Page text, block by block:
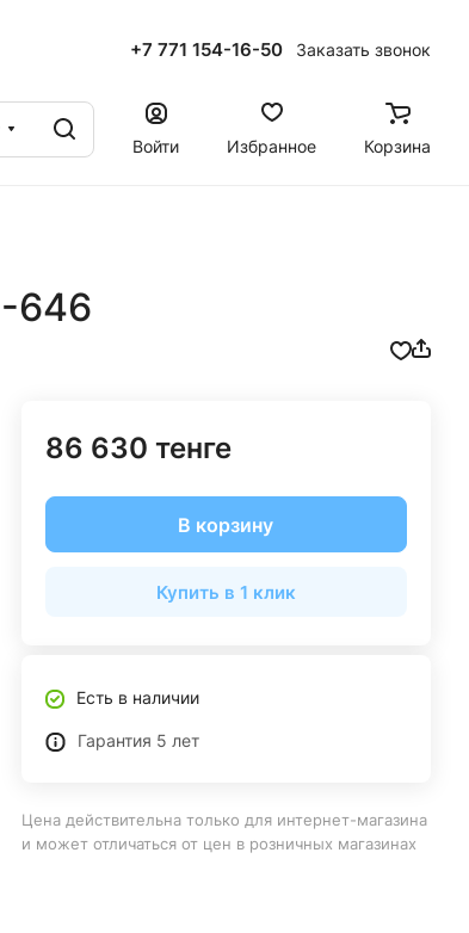
+7 771 154-16-50 Заказать звонок
Войти
Избранное Корзина
646
86 630 тенге
В корзину
Купить в 1 клик
Есть в наличии
Гарантия 5 лет
Цена действительна только для интернет-магазина
и может отличаться от цен в розничных магазинах